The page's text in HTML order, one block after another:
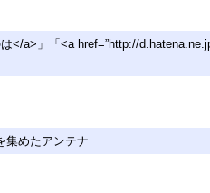
</a>」「<a href=”http://
集めたアンテナ